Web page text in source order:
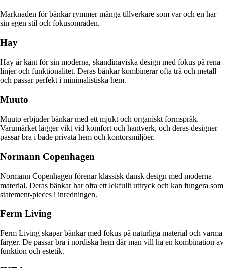
Marknaden för bänkar rymmer många tillverkare som var och en har
sin egen stil och fokusområden.
Hay
Hay är känt för sin moderna, skandinaviska design med fokus på rena
linjer och funktionalitet. Deras bänkar kombinerar ofta trä och metall
och passar perfekt i minimalistiska hem.
Muuto
Muuto erbjuder bänkar med ett mjukt och organiskt formspråk.
Varumärket lägger vikt vid komfort och hantverk, och deras designer
passar bra i både privata hem och kontorsmiljöer.
Normann Copenhagen
Normann Copenhagen förenar klassisk dansk design med moderna
material. Deras bänkar har ofta ett lekfullt uttryck och kan fungera som
statement-pieces i inredningen.
Ferm Living
Ferm Living skapar bänkar med fokus på naturliga material och varma
färger. De passar bra i nordiska hem där man vill ha en kombination av
funktion och estetik.